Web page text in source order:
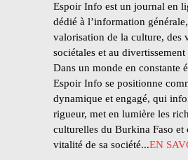
Espoir Info est un journal en
dédié à l’information
valorisation de la culture, des
sociétales et au
Dans un monde en constante
Espoir Info se positionne
dynamique et engagé, qui
rigueur, met en lumière les
culturelles du Burkina Faso et
vitalité de sa société...EN